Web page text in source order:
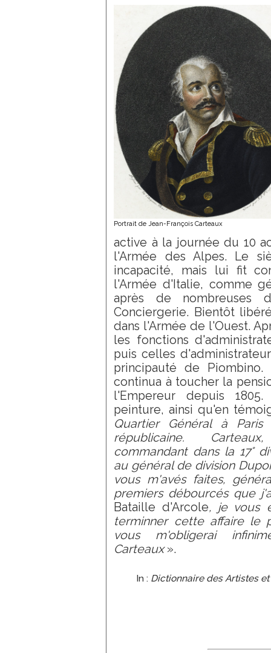
Portrait de Jean-François Carteaux
active à la journée du 10
l'Armée des Alpes. Le
incapacité, mais lui fit
l'Armée d'Italie, comme
après de
Conciergerie. Bientôt
dans l'Armée de l'Ouest.
les fonctions
puis celles
principauté de
continua à toucher la
l'Empereur depuis
peinture, ainsi qu'en
Quartier Général à
républicaine.
commandant dans la 17°
au général de division
vous m'avés faites,
premiers débourcés que
Bataille d'Arcole, je vous
terminner cette affaire le
vous m'obligerai
Carteaux».
In : Dictionnaire des Artistes